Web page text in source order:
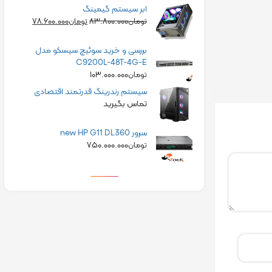
ابر سیستم گیمینگ
تومان۸۳.۸۰۰.۰۰۰تومان۷۸.۶۰۰.۰۰۰
بررسی و خرید سوئیچ سیسکو مدل
C9200L-48T-4G-E
تومان۱۰۳.۰۰۰.۰۰۰
سیستم رندرینگ قدرتمند اقتصادی
تماس بگیرید
سرور new HP G11 DL360
تومان۷۵۰.۰۰۰.۰۰۰